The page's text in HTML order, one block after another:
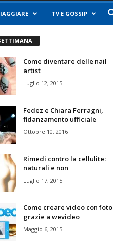
TV E GOSSIP
Come diventare delle nail
artist
Luglio 12, 2015
Fedez e Chiara Ferragni,
fidanzamento ufficiale
Ottobre 10, 2016
Rimedi contro la cellulite:
naturali e non
Luglio 17, 2015
Come creare video con foto
grazie a wevideo
Maggio 6, 2015